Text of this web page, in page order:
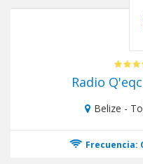
Radio
Belize -
Frecuencia: